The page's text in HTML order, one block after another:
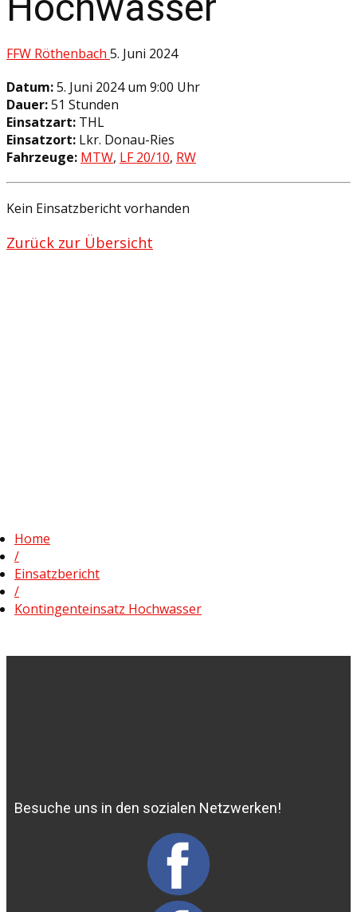
FFW Röthenbach 5. Juni 2024
Datum:5. Juni 2024 um 9:00 Uhr
Dauer:51 Stunden
Einsatzart: THL
Einsatzort: Lkr. Donau-Ries
Fahrzeuge: MTW, LF 20/10, RW
Kein Einsatzbericht vorhanden
Zurück zur Übersicht
Home
/
Einsatzbericht
/
Kontingenteinsatz Hochwasser
Besuche uns in den sozialen Netzwerken!